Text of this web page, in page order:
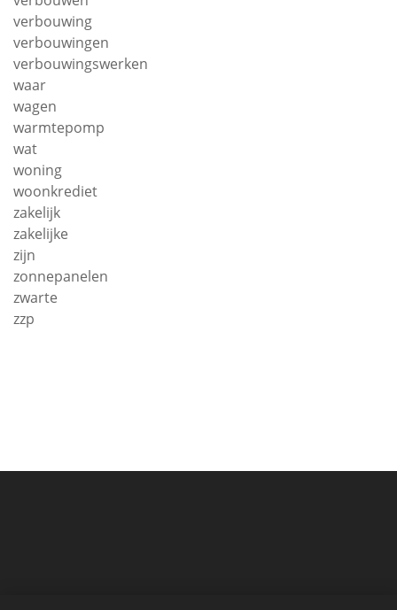
verbouwing
verbouwingen
verbouwingswerken
waar
wagen
warmtepomp
wat
woning
woonkrediet
zakelijk
zakelijke
zijn
zonnepanelen
zwarte
zzp